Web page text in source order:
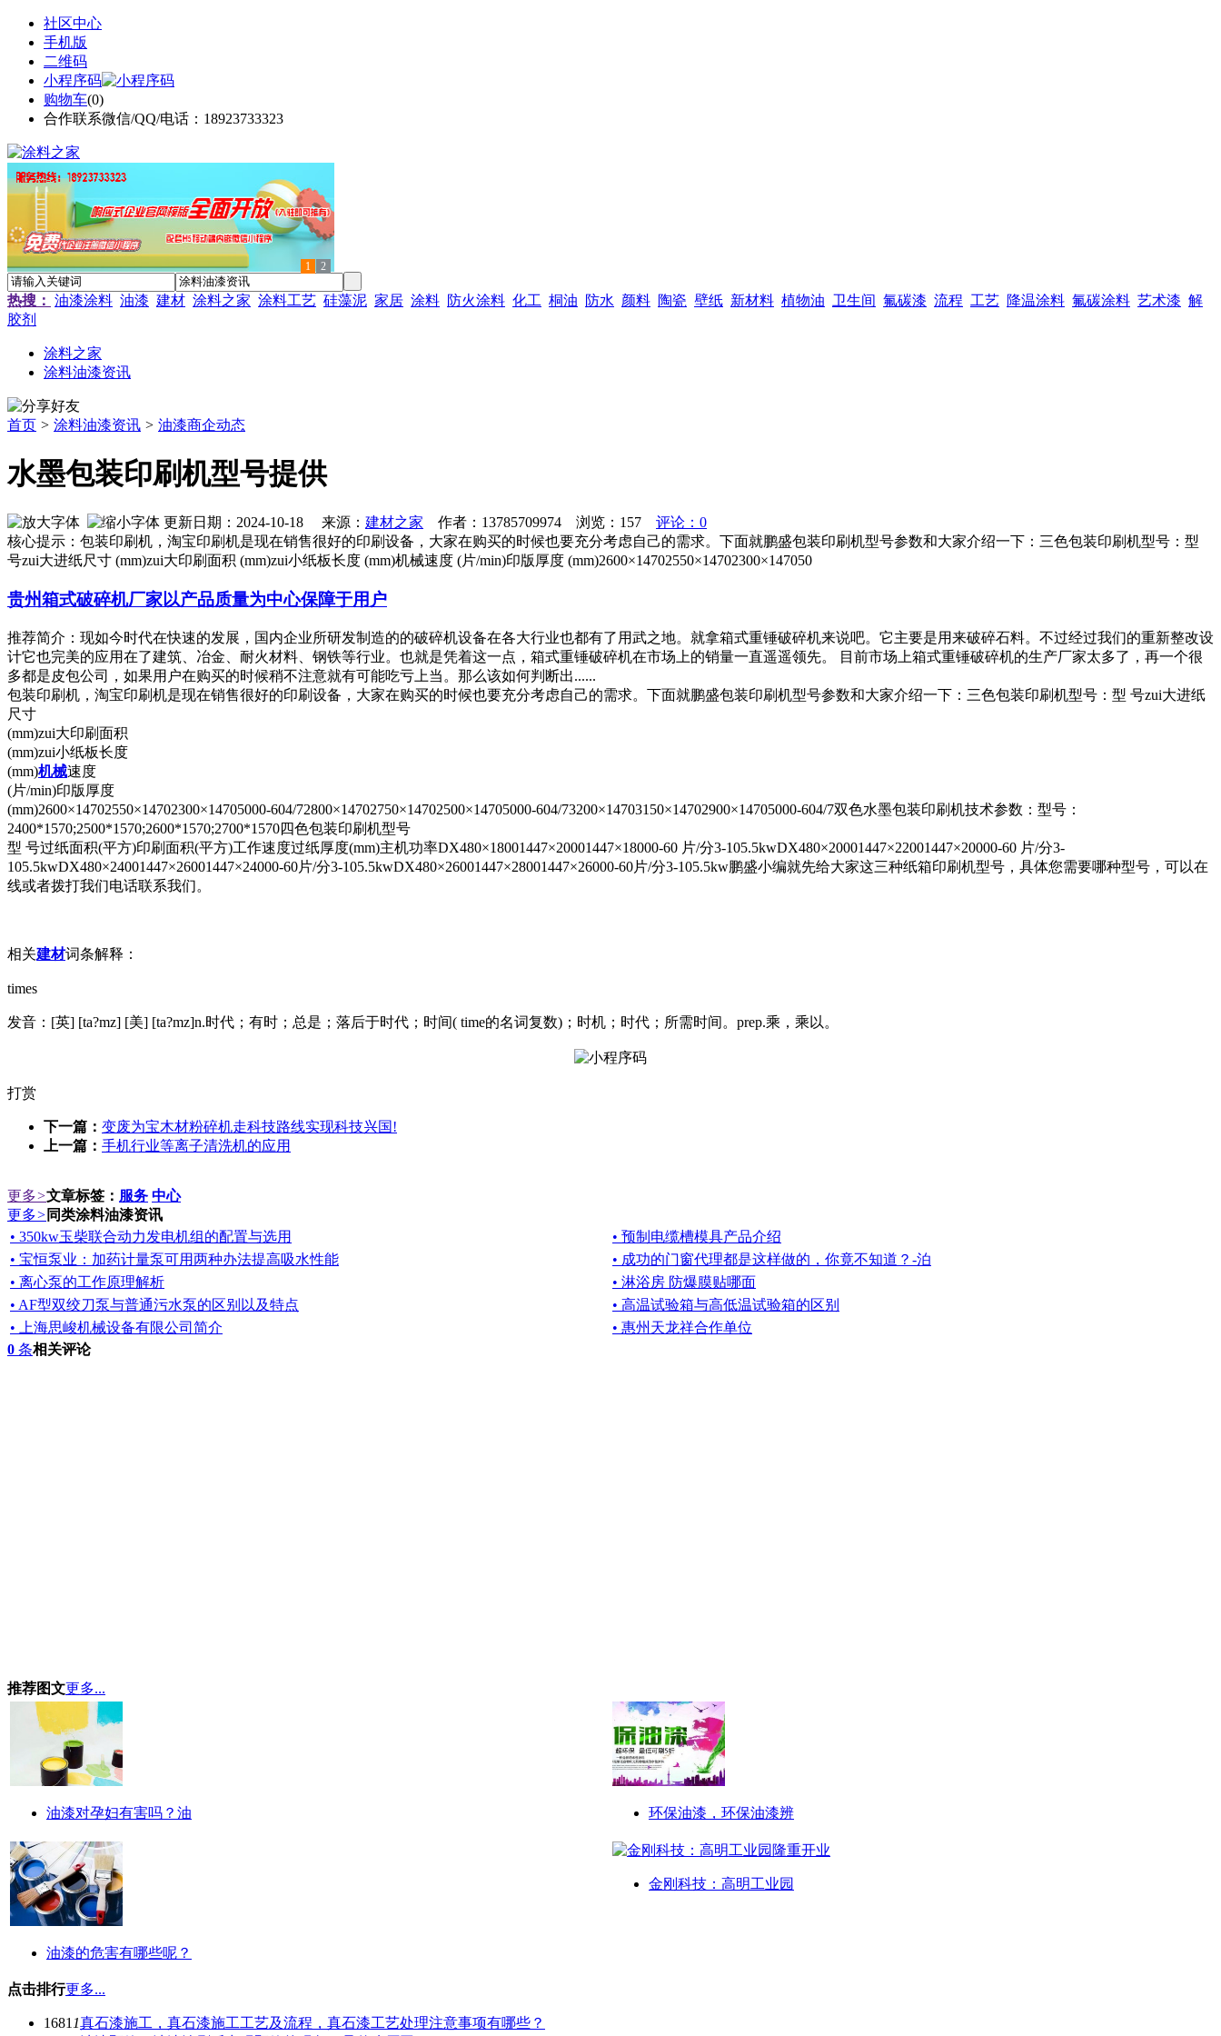
社区中心
手机版
二维码
小程序码
购物车(0)
合作联系微信/QQ/电话：18923733323
1 2
热搜： 油漆涂料 油漆 建材 涂料之家 涂料工艺 硅藻泥 家居 涂料 防火涂料 化工 桐油 防水 颜料 陶瓷 壁纸 新材料 植物油 卫生间 氟碳漆 流程 工艺 降温涂料 氟碳涂料 艺术漆 解
胶剂
涂料之家
涂料油漆资讯
首页 > 涂料油漆资讯 > 油漆商企动态
水墨包装印刷机型号提供
更新日期：2024-10-18 来源： 建材之家 作者：13785709974 浏览： 157
评论：0
核心提示：包装印刷机，淘宝印刷机是现在销售很好的印刷设备，大家在购买的时候也要充分考虑自己的需求。下面就鹏盛包装印刷机型号参数和大家介绍一下：三色包装印刷机型号：型
号zui大进纸尺寸 (mm)zui大印刷面积 (mm)zui小纸板长度 (mm)机械速度 (片/min)印版厚度 (mm)2600×14702550×14702300×147050
贵州箱式破碎机厂家以产品质量为中心保障于用户
推荐简介：现如今时代在快速的发展，国内企业所研发制造的的破碎机设备在各大行业也都有了用武之地。就拿箱式重锤破碎机来说吧。它主要是用来破碎石料。不过经过我们的重新整改设
计它也完美的应用在了建筑、冶金、耐火材料、钢铁等行业。也就是凭着这一点，箱式重锤破碎机在市场上的销量一直遥遥领先。 目前市场上箱式重锤破碎机的生产厂家太多了，再一个很
多都是皮包公司，如果用户在购买的时候稍不注意就有可能吃亏上当。那么该如何判断出......
包装印刷机，淘宝印刷机是现在销售很好的印刷设备，大家在购买的时候也要充分考虑自己的需求。下面就鹏盛包装印刷机型号参数和大家介绍一下：三色包装印刷机型号：型 号zui大进纸
尺寸
(mm)zui大印刷面积
(mm)zui小纸板长度
(mm)机械速度
(片/min)印版厚度
(mm)2600×14702550×14702300×14705000-604/72800×14702750×14702500×14705000-604/73200×14703150×14702900×14705000-604/7双色水墨包装印刷机技术参数：型号：
2400*1570;2500*1570;2600*1570;2700*1570四色包装印刷机型号
型 号过纸面积(平方)印刷面积(平方)工作速度过纸厚度(mm)主机功率DX480×18001447×20001447×18000-60 片/分3-105.5kwDX480×20001447×22001447×20000-60 片/分3-
105.5kwDX480×24001447×26001447×24000-60片/分3-105.5kwDX480×26001447×28001447×26000-60片/分3-105.5kw鹏盛小编就先给大家这三种纸箱印刷机型号，具体您需要哪种型号，可以在
线或者拨打我们电话联系我们。
相关建材词条解释：
times
发音：[英] [ta?mz] [美] [ta?mz]n.时代；有时；总是；落后于时代；时间( time的名词复数)；时机；时代；所需时间。prep.乘，乘以。
打赏
下一篇： 变废为宝木材粉碎机走科技路线实现科技兴国!
上一篇： 手机行业等离子清洗机的应用
更多>文章标签： 服务 中心
更多> 同类涂料油漆资讯
• 350kw玉柴联合动力发电机组的配置与选用
• 预制电缆槽模具产品介绍
• 宝恒泵业：加药计量泵可用两种办法提高吸水性能
• 成功的门窗代理都是这样做的，你竟不知道？-泊
• 离心泵的工作原理解析
• 淋浴房 防爆膜贴哪面
• AF型双绞刀泵与普通污水泵的区别以及特点
• 高温试验箱与高低温试验箱的区别
• 上海思峻机械设备有限公司简介
• 惠州天龙祥合作单位
0 条相关评论
推荐图文更多...
油漆对孕妇有害吗？油 环保油漆，环保油漆辨
油漆的危害有哪些呢？
金刚科技：高明工业园
点击排行更多...
1681 1真石漆施工，真石漆施工工艺及流程，真石漆工艺处理注意事项有哪些？